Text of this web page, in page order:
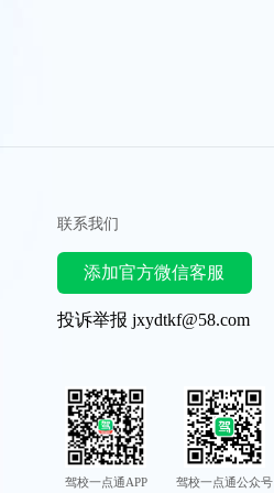
联系我们
添加官方微信客服
投诉举报 jxydtkf@58.com
驾校一点通APP 驾校一点通公众号